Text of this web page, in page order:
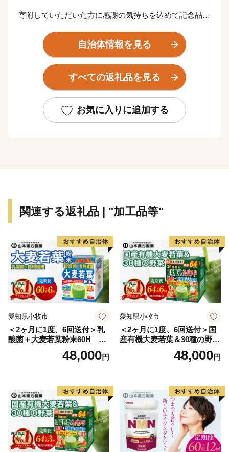
寄附していただいた方に感謝の気持ちを込めて記念品を
【ご注意】
・記念品のお届けには1～2ヶ月程度かかることがありま
おりません。
・記念品の送付は、遠賀町外にお住まいの方からの寄附
自治体情報を見る
すべての返礼品を見る
お気に入りに追加する
関連する返礼品 | "加工品等"
愛知県小牧市
＜2ヶ月に1度、6回送付＞乳
酸菌＋大麦若葉粉末60H 山
48,000円
愛知県小牧市
＜2ヶ月に1度、6回送付＞国
産有機大麦若葉＆30種の野
菜 山本漢方 定期便
48,000円